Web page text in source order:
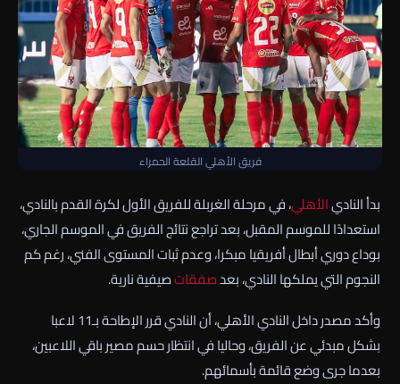
فريق الأهلي القلعة الحمراء
بدأ الناديالأهلي، في مرحلة الغربلة للفريق الأول لكرة القدم بالنادي،
استعدادًا للموسم المقبل، بعد تراجع نتائج الفريق في الموسم الجاري،
بوداع دوري أبطال أفريقيا مبكرا، وعدم ثبات المستوى الفني، رغم كم
النجوم التي يملكها النادي، بعدصفقاتصيفية نارية.
وأكد مصدر داخل النادي الأهلي، أن النادي قرر الإطاحة بـ11 لاعبا
بشكل مبدئي عن الفريق، وحاليا في انتظار حسم مصير باقي اللاعبين،
بعدما جرى وضع قائمة بأسمائهم.